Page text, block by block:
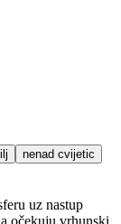
nenad cvijetic
uz nastup
očekuju vrhunski